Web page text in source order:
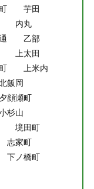
芋田
内丸
乙部
上太田
上米内
飯岡
顔瀬町
杉山
境田町
志家町
下ノ橋町